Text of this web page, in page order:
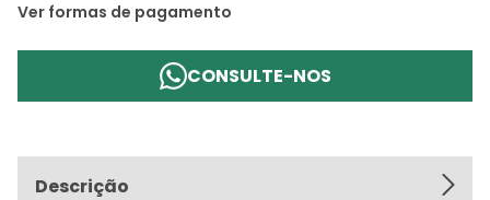
Ver formas de pagamento
CONSULTE-NOS
Descrição